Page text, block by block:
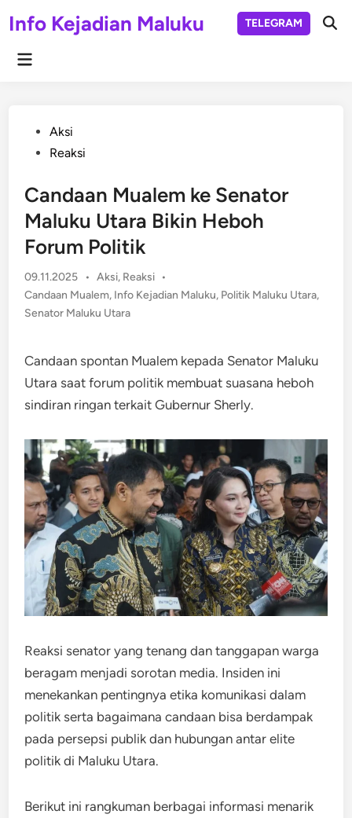
toInfo Kejadian Maluku TELEGRAM
Main
PostedAksi
Reaksi
Candaan Mualem ke Senator
Maluku Utara Bikin Heboh
Forum Politik
09.11.2025 • Posted
in
Aksi, Reaksi •
Candaan Mualem, Info Kejadian Maluku, Politik Maluku Utara,
Senator Maluku Utara
Candaan spontan Mualem kepada Senator Maluku
Utara saat forum politik membuat suasana heboh
sindiran ringan terkait Gubernur Sherly.
Reaksi senator yang tenang dan tanggapan warga
beragam menjadi sorotan media. Insiden ini
menekankan pentingnya etika komunikasi dalam
politik serta bagaimana candaan bisa berdampak
pada persepsi publik dan hubungan antar elite
politik di Maluku Utara.
Berikut ini rangkuman berbagai informasi menarik